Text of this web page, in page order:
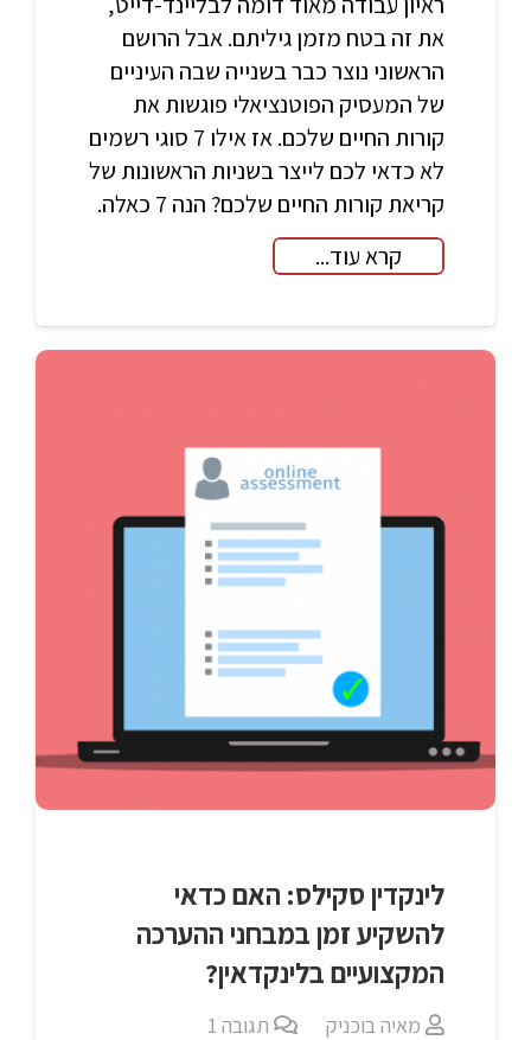
את זה בטח מזמן גיליתם. אבל הרושם
הראשוני נוצר כבר בשנייה שבה העיניים
של המעסיק הפוטנציאלי פוגשות את
קורות החיים שלכם. אז אילו 7 סוגי רשמים
לא כדאי לכם לייצר בשניות הראשונות של
קריאת קורות החיים שלכם? הנה 7 כאלה.
קרא עוד...
לינקדין סקילס: האם כדאי
להשקיע זמן במבחני ההערכה
המקצועיים בלינקדאין?
מאיה בוכניק תגובה1